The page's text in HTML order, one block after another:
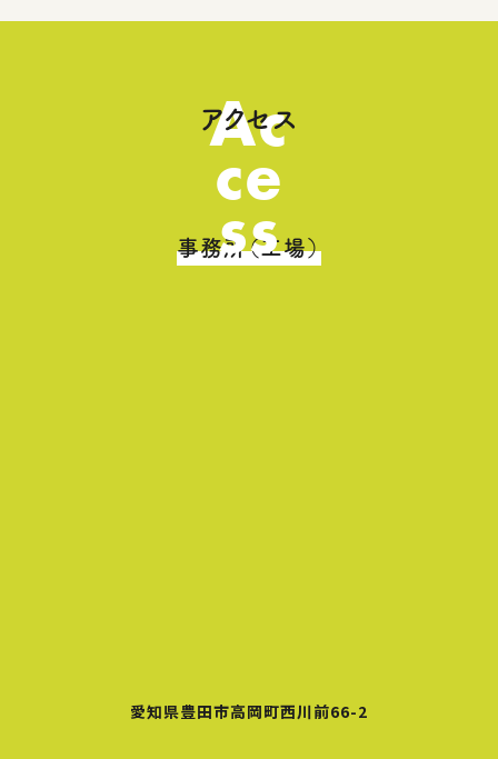
Ac
ce
ss
アクセス
事務所（工場）
愛知県豊田市高岡町西川前66-2